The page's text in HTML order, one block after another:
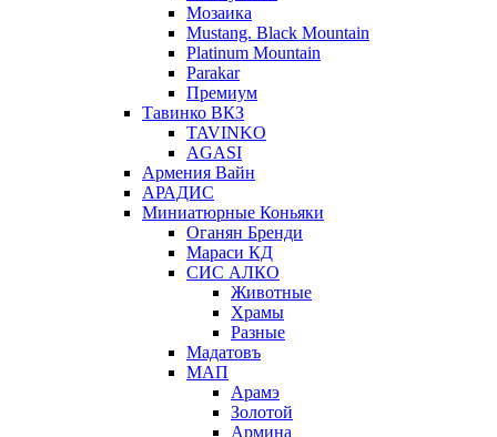
Мозаика
Mustang. Black Mountain
Platinum Mountain
Parakar
Премиум
Тавинко ВКЗ
TAVINKO
AGASI
Армения Вайн
АРАДИС
Миниатюрные Коньяки
Оганян Бренди
Мараси КД
СИС АЛКО
Животные
Храмы
Разные
Мадатовъ
МАП
Арамэ
Золотой
Армина